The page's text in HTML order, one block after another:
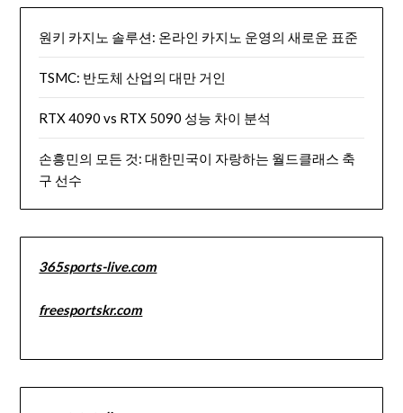
원키 카지노 솔루션: 온라인 카지노 운영의 새로운 표준
TSMC: 반도체 산업의 대만 거인
RTX 4090 vs RTX 5090 성능 차이 분석
손흥민의 모든 것: 대한민국이 자랑하는 월드클래스 축
구 선수
365sports-live.com
freesportskr.com